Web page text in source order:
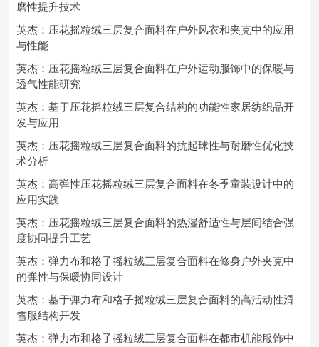
磨性提升技术
英杰：压花摇粒绒三层复合面料在户外风衣和夹克中的应用
与性能
英杰：压花摇粒绒三层复合面料在户外运动服饰中的保暖与
透气性能研究
英杰：基于压花摇粒绒三层复合结构的功能性家居纺织品开
发与应用
英杰：压花摇粒绒三层复合面料的抗起球性与耐磨性优化技
术分析
英杰：高弹性压花摇粒绒三层复合面料在冬季童装设计中的
应用实践
英杰：压花摇粒绒三层复合面料的热湿舒适性与层间结合强
度协同提升工艺
英杰：弹力布和格子摇粒绒三层复合面料在修身户外夹克中
的弹性与保暖协同设计
英杰：基于弹力布和格子摇粒绒三层复合面料的高活动性滑
雪服结构开发
英杰：弹力布和格子摇粒绒三层复合面料在都市机能服饰中